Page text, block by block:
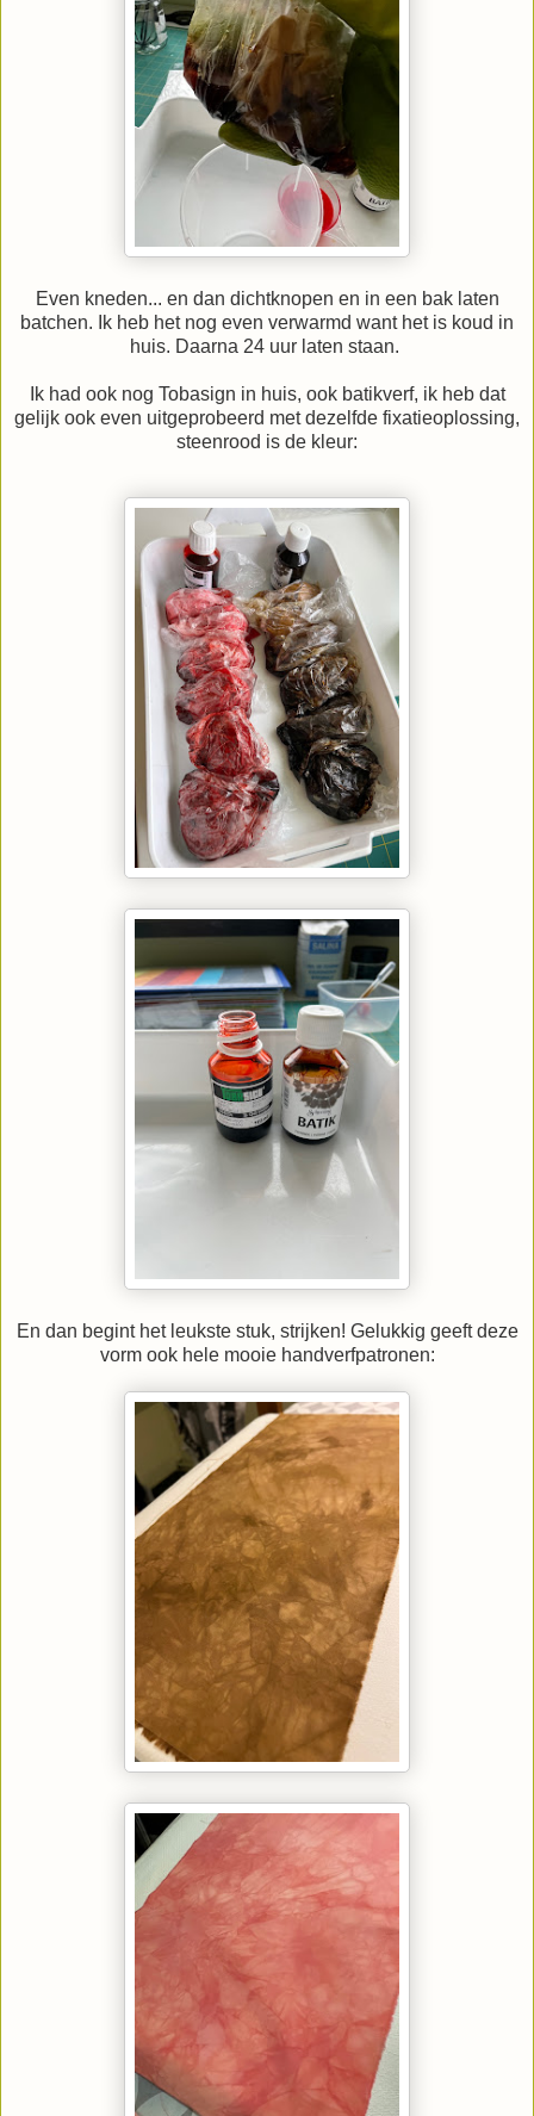
Even kneden... en dan dichtknopen en in een bak laten
batchen. Ik heb het nog even verwarmd want het is koud in
huis. Daarna 24 uur laten staan.
Ik had ook nog Tobasign in huis, ook batikverf, ik heb dat
gelijk ook even uitgeprobeerd met dezelfde fixatieoplossing,
steenrood is de kleur:
En dan begint het leukste stuk, strijken! Gelukkig geeft deze
vorm ook hele mooie handverfpatronen: